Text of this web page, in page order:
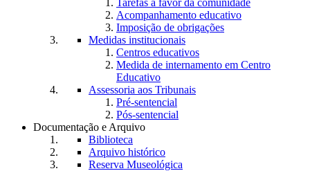
Tarefas a favor da comunidade
Acompanhamento educativo
Imposição de obrigações
Medidas institucionais
Centros educativos
Medida de internamento em Centro
Educativo
Assessoria aos Tribunais
Pré-sentencial
Pós-sentencial
Documentação e Arquivo
Biblioteca
Arquivo histórico
Reserva Museológica